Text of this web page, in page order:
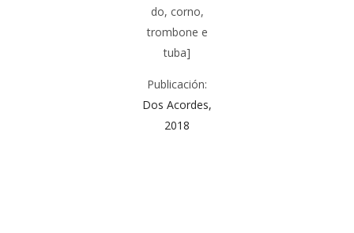
do, corno,
trombone e
tuba]
Publicación:
Dos Acordes,
2018